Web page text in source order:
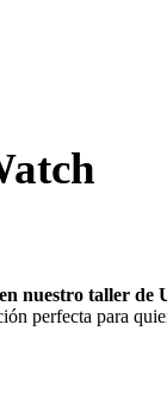
nuestro taller de
perfecta para